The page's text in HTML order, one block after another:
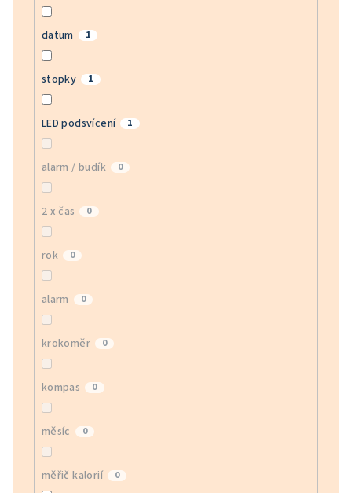
datum 1
stopky 1
LED podsvícení 1
alarm / budík 0
2 x čas 0
rok 0
alarm 0
krokoměr 0
kompas 0
měsíc 0
měřič kalorií 0